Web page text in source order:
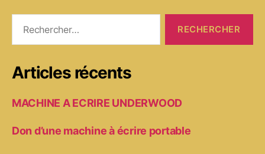
Articles récents
MACHINE A ECRIRE UNDERWOOD
Don d’une machine à écrire portable